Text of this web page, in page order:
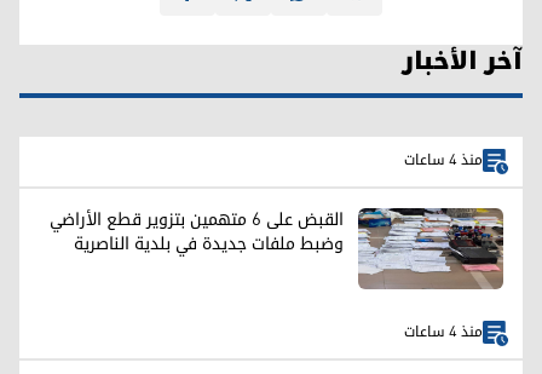
آخر الأخبار
منذ 4 ساعات
القبض على 6 متهمين بتزوير قطع الأراضي
وضبط ملفات جديدة في بلدية الناصرية
منذ 4 ساعات